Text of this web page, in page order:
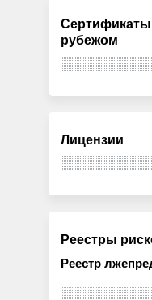
Сертификаты
рубежом
Лицензии
Реестры
Реестр